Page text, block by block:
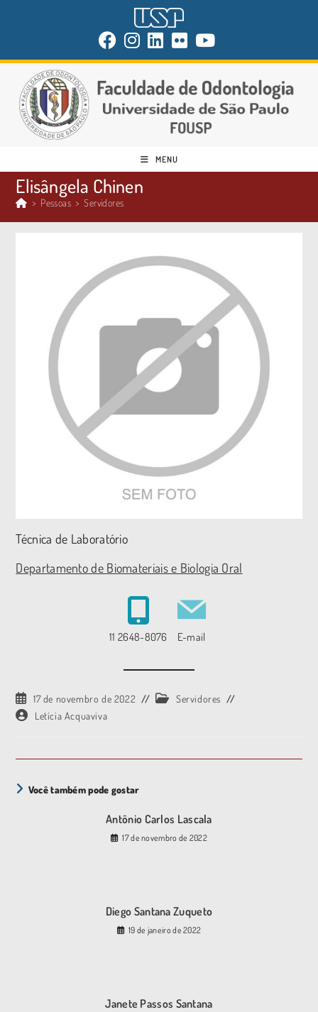
MENU
Elisângela Chinen
> Pessoas > Servidores
Técnica de Laboratório
Departamento de Biomateriais e Biologia Oral
11 2648-8076 E-mail
17 de novembro de 2022
Servidores
Letícia Acquaviva
Você também pode gostar
Antônio Carlos Lascala
17 de novembro de 2022
Diego Santana Zuqueto
19 de janeiro de 2022
Janete Passos Santana